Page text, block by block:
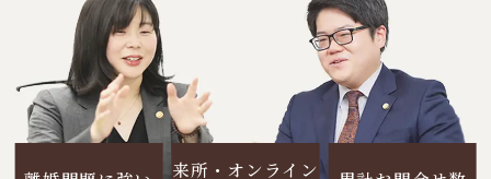
来所・オンライン